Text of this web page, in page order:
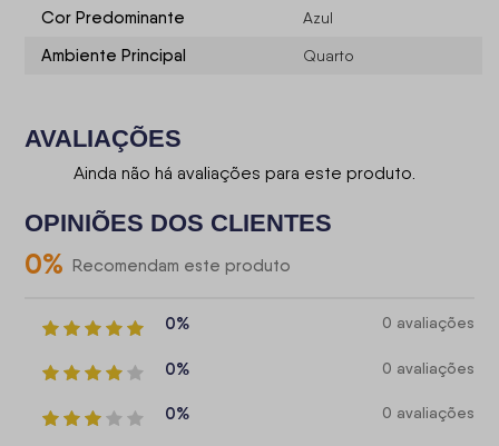
Cor Predominante Azul
Ambiente Principal Quarto
AVALIAÇÕES
Ainda não há avaliações para este produto.
OPINIÕES DOS CLIENTES
0% Recomendam este produto
0% 0 avaliações
0% 0 avaliações
0% 0 avaliações